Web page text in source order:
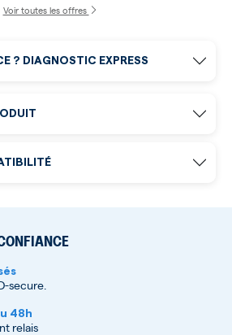
Voir toutes les offres
? DIAGNOSTIC EXPRESS
secure.
48h
relais